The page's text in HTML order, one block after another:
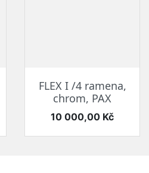
FLEX I /4 ramena,
chrom, PAX
Cena
10 000,00 Kč